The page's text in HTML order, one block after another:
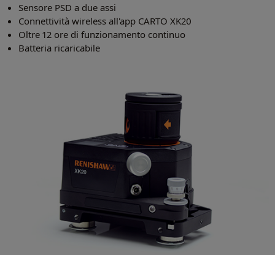
Sensore PSD a due assi
Connettività wireless all'app CARTO XK20
Oltre 12 ore di funzionamento continuo
Batteria ricaricabile